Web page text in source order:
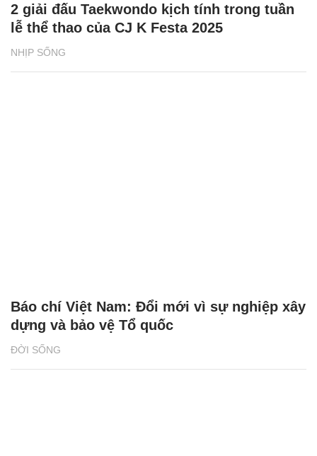
NHỊP SỐNG
2 giải đấu Taekwondo kịch tính trong tuần
lễ thể thao của CJ K Festa 2025
ĐỜI SỐNG
Báo chí Việt Nam: Đổi mới vì sự nghiệp xây
dựng và bảo vệ Tổ quốc